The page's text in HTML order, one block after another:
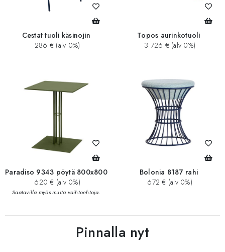
Cestat tuoli käsinojin
286 € (alv 0%)
Topos aurinkotuoli
3 726 € (alv 0%)
Paradiso 9343 pöytä 800x800
620 € (alv 0%)
Saatavilla myös muita vaihtoehtoja.
Bolonia 8187 rahi
672 € (alv 0%)
Pinnalla nyt